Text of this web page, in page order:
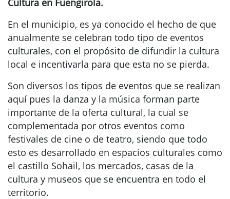
Cultura en Fuengirola.
En el municipio, es ya conocido el hecho de que
anualmente se celebran todo tipo de eventos
culturales, con el propósito de difundir la cultura
local e incentivarla para que esta no se pierda.
Son diversos los tipos de eventos que se realizan
aquí pues la danza y la música forman parte
importante de la oferta cultural, la cual se
complementada por otros eventos como
festivales de cine o de teatro, siendo que todo
esto es desarrollado en espacios culturales como
el castillo Sohail, los mercados, casas de la
cultura y museos que se encuentra en todo el
territorio.